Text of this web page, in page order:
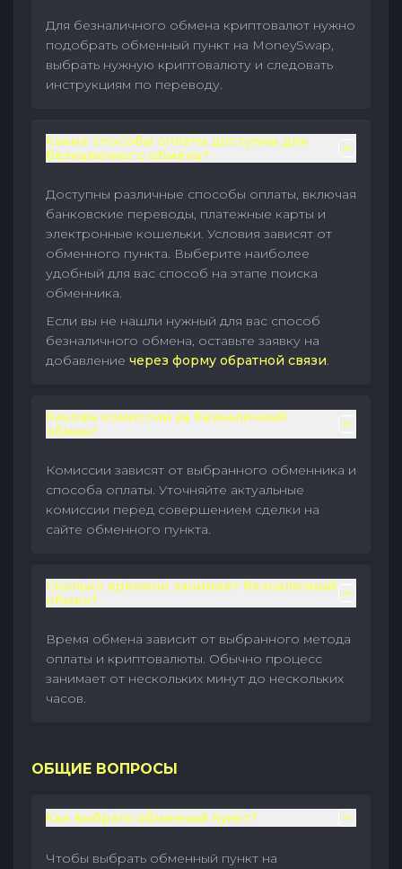
Для безналичного обмена криптовалют нужно
подобрать обменный пункт на MoneySwap,
выбрать нужную криптовалюту и следовать
инструкциям по переводу.
Какие способы оплаты доступны для
безналичного обмена?
Доступны различные способы оплаты, включая
банковские переводы, платежные карты и
электронные кошельки. Условия зависят от
обменного пункта. Выберите наиболее
удобный для вас способ на этапе поиска
обменника.
Если вы не нашли нужный для вас способ
безналичного обмена, оставьте заявку на
добавление через форму обратной связи.
Каковы комиссии за безналичный
обмен?
Комиссии зависят от выбранного обменника и
способа оплаты. Уточняйте актуальные
комиссии перед совершением сделки на
сайте обменного пункта.
Сколько времени занимает безналичный
обмен?
Время обмена зависит от выбранного метода
оплаты и криптовалюты. Обычно процесс
занимает от нескольких минут до нескольких
часов.
ОБЩИЕ ВОПРОСЫ
Как выбрать обменный пункт?
Чтобы выбрать обменный пункт на